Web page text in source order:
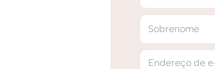
Sobrenome
Endereço de